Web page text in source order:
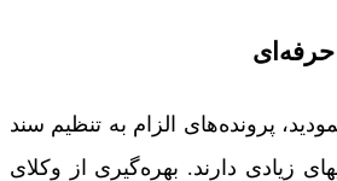
حرفه‌ای
پرونده‌های الزام به تنظیم سند
زیادی دارند. بهره‌گیری از وکلای